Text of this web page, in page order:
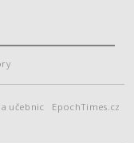
učebnic
EpochTimes.cz